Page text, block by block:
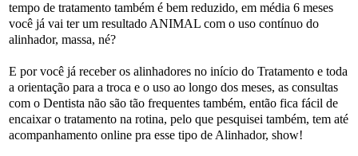
tempo de tratamento também é bem reduzido, em média 6 meses
você já vai ter um resultado ANIMAL com o uso contínuo do
alinhador, massa, né?
E por você já receber os alinhadores no início do Tratamento e toda
a orientação para a troca e o uso ao longo dos meses, as consultas
com o Dentista não são tão frequentes também, então fica fácil de
encaixar o tratamento na rotina, pelo que pesquisei também, tem até
acompanhamento online pra esse tipo de Alinhador, show!